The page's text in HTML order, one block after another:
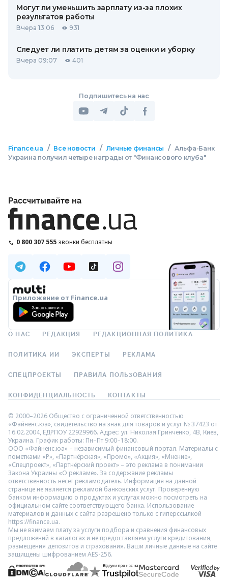
Могут ли уменьшить зарплату из-за плохих
результатов работы
Вчера 13:06 931
Следует ли платить детям за оценки и уборку
Вчера 09:07 401
Подпишитесь на нас
Finance.ua / Все новости / Личные финансы / Альфа-Банк
Украина получил четыре награды от "Финансового клуба"
Рассчитывайте на
0 800 307 555 звонки бесплатны
Приложение от Finance.ua
О НАС РЕДАКЦИЯ РЕДАКЦИОННАЯ ПОЛИТИКА
ПОЛИТИКА ИИ ЭКСПЕРТЫ РЕКЛАМА
СПЕЦПРОЕКТЫ ПРАВИЛА ПОЛЬЗОВАНИЯ
КОНФИДЕНЦИАЛЬНОСТЬ КОНТАКТЫ
© 2000–2026 Общество с ограниченной ответственностью
«Файненс.юа», свидетельство на знак для товаров и услуг № 37423 от
16.02.2004, ЕДРПОУ 22929966. Адрес: ул. Николая Гринченко, 4В, Киев,
Украина. График работы: Пн–Пт 9:00–18:00.
ООО «Файненс.юа» – независимый финансовый портал. Материалы с
пометками «Р», «Партнёрская», «Промо», «Акция», «Мнение»,
«Спецпроект», «Партнёрский проект» – это реклама в понимании
Закона Украины «О рекламе». За содержание рекламы
ответственность несёт рекламодатель. Информация на данной
странице не является рекламой банковских услуг. Проверенную
банком информацию о продуктах и услугах можно посмотреть на
официальном сайте соответствующего банка. Использование
материалов и данных с сайта разрешено только с гиперссылкой
https://finance.ua.
Мы не взимаем плату за услуги подбора и сравнения финансовых
предложений в каталогах и не предоставляем услуги кредитования,
размещения депозитов и страхования. Ваши личные данные на сайте
защищены шифрованием AES-256.